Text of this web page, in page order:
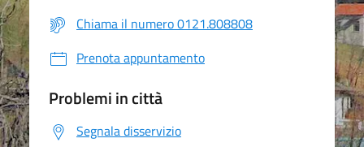
Chiama il numero 0121.808808
Prenota appuntamento
Problemi in città
Segnala disservizio